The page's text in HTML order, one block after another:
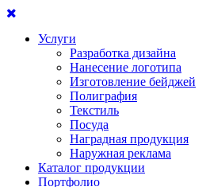
Услуги
Разработка дизайна
Нанесение логотипа
Изготовление бейджей
Полиграфия
Текстиль
Посуда
Наградная продукция
Наружная реклама
Каталог продукции
Портфолио